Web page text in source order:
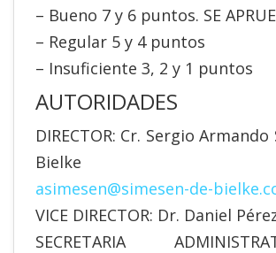
– Bueno 7 y 6 puntos. SE
– Regular 5 y 4 puntos
– Insuficiente 3, 2 y 1 puntos
AUTORIDADES
DIRECTOR: Cr. Sergio
Bielke
asimesen@simesen-de-bielke.
VICE DIRECTOR: Dr. Daniel
SECRETARIA